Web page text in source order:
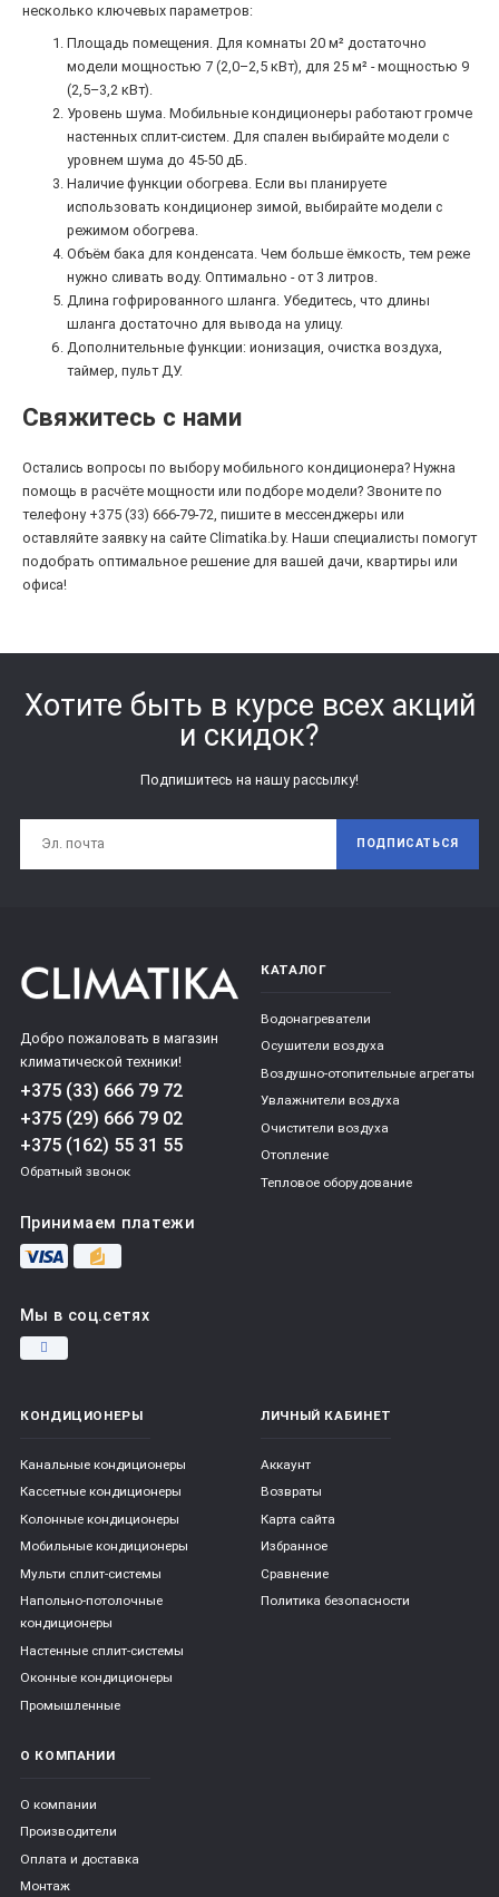
несколько ключевых параметров:
Площадь помещения. Для комнаты 20 м² достаточно
модели мощностью 7 (2,0–2,5 кВт), для 25 м² - мощностью 9
(2,5–3,2 кВт).
Уровень шума. Мобильные кондиционеры работают громче
настенных сплит-систем. Для спален выбирайте модели с
уровнем шума до 45-50 дБ.
Наличие функции обогрева. Если вы планируете
использовать кондиционер зимой, выбирайте модели с
режимом обогрева.
Объём бака для конденсата. Чем больше ёмкость, тем реже
нужно сливать воду. Оптимально - от 3 литров.
Длина гофрированного шланга. Убедитесь, что длины
шланга достаточно для вывода на улицу.
Дополнительные функции: ионизация, очистка воздуха,
таймер, пульт ДУ.
Свяжитесь с нами
Остались вопросы по выбору мобильного кондиционера? Нужна
помощь в расчёте мощности или подборе модели? Звоните по
телефону +375 (33) 666-79-72, пишите в мессенджеры или
оставляйте заявку на сайте Climatika.by. Наши специалисты помогут
подобрать оптимальное решение для вашей дачи, квартиры или
офиса!
Хотите быть в курсе всех акций
и скидок?
Подпишитесь на нашу рассылку!
ПОДПИСАТЬСЯ
Добро пожаловать в магазин
климатической техники!
+375 (33) 666 79 72
+375 (29) 666 79 02
+375 (162) 55 31 55
Обратный звонок
Принимаем платежи
Мы в соц.сетях
КАТАЛОГ
Водонагреватели
Осушители воздуха
Воздушно-отопительные агрегаты
Увлажнители воздуха
Очистители воздуха
Отопление
Тепловое оборудование
КОНДИЦИОНЕРЫ
Канальные кондиционеры
Кассетные кондиционеры
Колонные кондиционеры
Мобильные кондиционеры
Мульти сплит-системы
Напольно-потолочные
кондиционеры
Настенные сплит-системы
Оконные кондиционеры
Промышленные
ЛИЧНЫЙ КАБИНЕТ
Аккаунт
Возвраты
Карта сайта
Избранное
Сравнение
Политика безопасности
О КОМПАНИИ
О компании
Производители
Оплата и доставка
Монтаж